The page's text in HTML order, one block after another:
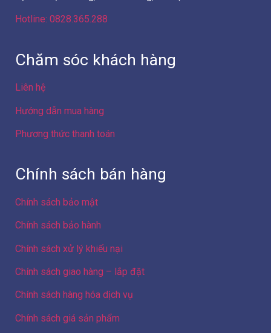
Hotline: 0828.365.288
Chăm sóc khách hàng
Liên hệ
Hướng dẫn mua hàng
Phương thức thanh toán
Chính sách bán hàng
Chính sách bảo mật
Chính sách bảo hành
Chính sách xử lý khiếu nại
Chính sách giao hàng – lắp đặt
Chính sách hàng hóa dịch vụ
Chính sách giá sản phẩm